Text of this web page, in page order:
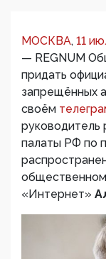
МОСКВА, 11
— REGNUM
придать
запрещённых
своём
руководитель
палаты РФ по
«Интернет»